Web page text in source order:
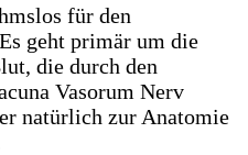
für den
geht primär um die
die durch den
Vasorum Nerv
natürlich zur Anatomie